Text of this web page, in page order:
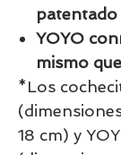
patentado
YOYO
mismo
*Los
18 cm) y